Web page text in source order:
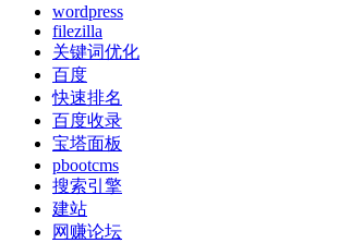
wordpress
filezilla
关键词优化
百度
快速排名
百度收录
宝塔面板
pbootcms
搜索引擎
建站
网赚论坛